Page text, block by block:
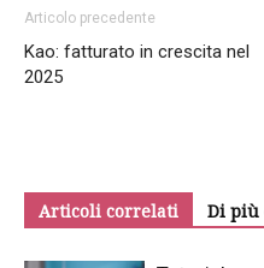
Articolo precedente
Kao: fatturato in crescita nel
2025
Articoli correlati Di più